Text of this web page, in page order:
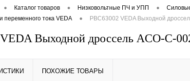
• Каталог товаров • Низковольтные ПЧ и УПП •
переменного тока VEDA • PBC63002 VEDA Выходной
Выходной дроссель ACO-C-
ПОХОЖИЕ ТОВАРЫ